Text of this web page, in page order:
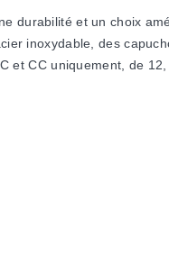
durabilité et un choix
inoxydable, des
et CC uniquement, de